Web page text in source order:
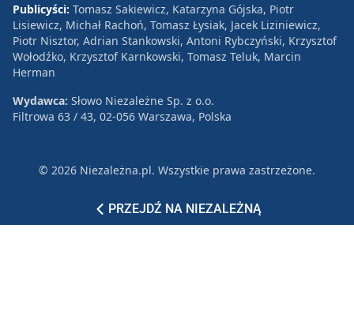
PRZEJDŹ NA NIEZALEŻNĄ
Publicyści: Tomasz Sakiewicz, Katarzyna Gójska, Piotr
Lisiewicz, Michał Rachoń, Tomasz Łysiak, Jacek Liziniewicz,
Piotr Nisztor, Adrian Stankowski, Antoni Rybczyński, Krzysztof
Wołodźko, Krzysztof Karnkowski, Tomasz Teluk, Marcin
Herman
Wydawca: Słowo Niezależne Sp. z o.o.
Filtrowa 63 / 43, 02-056 Warszawa, Polska
© 2026 Niezależna.pl. Wszystkie prawa zastrzeżone.
Reklama Polityka prywatności